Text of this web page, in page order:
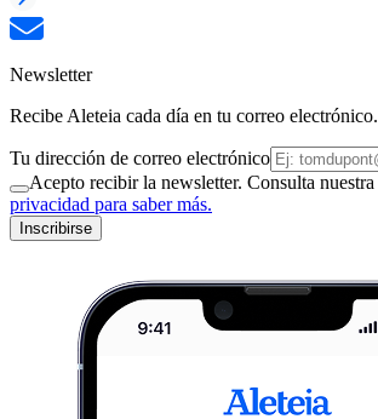
Newsletter
Recibe Aleteia cada día en tu correo electrónico.
Tu dirección de correo electrónico
Acepto recibir la newsletter. Consulta nuestra
privacidad para saber más.
Inscribirse